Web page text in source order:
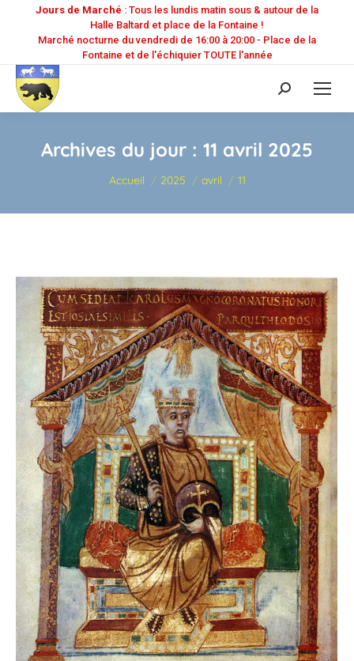
Jours de Marché : Tous les lundis matin sous & autour de la
Halle Baltard et place de la Fontaine !
Marché nocturne du vendredi de 16:00 à 20:00 - Place de la
Fontaine et de l'échiquier TOUTE l'année
Recherche
:
Archives du jour : 11 avril 2025
Vous êtes ici :
Accueil 2025 avril 11